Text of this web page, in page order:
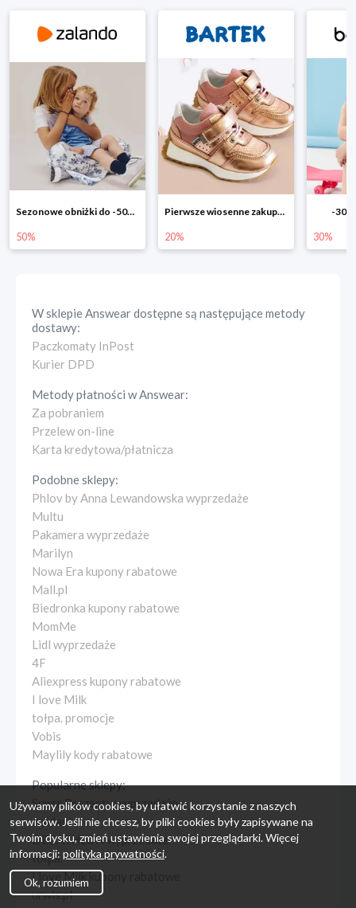
Pierwsze wiosenne zakupy -20%
20%
-30% na wszystko!!
30%
-40%
40%
W sklepieAnsweardostępne są następujące metody
dostawy:
Paczkomaty InPost
Kurier DPD
Metody płatności wAnswear:
Za pobraniem
Przelew on-line
Karta kredytowa/płatnicza
Podobne sklepy:
Phlov by Anna Lewandowska wyprzedaże
Multu
Pakamera wyprzedaże
Marilyn
Nowa Era kupony rabatowe
Mall.pl
Biedronka kupony rabatowe
MomMe
Lidl wyprzedaże
4F
Aliexpress kupony rabatowe
I love Milk
tołpa. promocje
Vobis
Maylily kody rabatowe
Popularne sklepy:
Super Prezenty wyprzedaże
Adidas
DECATHLON wyprzedaże
tołpa.
I love Milk kupony rabatowe
urwis.pl
Używamy plików cookies, by ułatwić korzystanie z naszych
serwisów. Jeśli nie chcesz, by pliki cookies były zapisywane na
Twoim dysku, zmień ustawienia swojej przeglądarki. Więcej
informacji: polityka prywatności.
Ok, rozumiem